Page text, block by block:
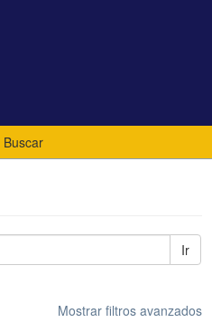
Buscar
Ir
Mostrar filtros avanzados